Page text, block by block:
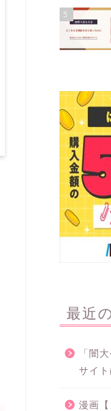
5
最近
「闇
サイト
漫画